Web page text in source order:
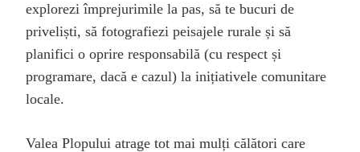
explorezi împrejurimile la pas, să te bucuri de
priveliști, să fotografiezi peisajele rurale și să
planifici o oprire responsabilă (cu respect și
programare, dacă e cazul) la inițiativele comunitare
locale.
Valea Plopului atrage tot mai mulți călători care